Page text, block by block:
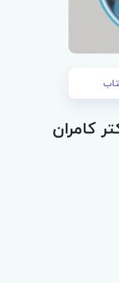
زنان و مامایی 2 دکتر کامران